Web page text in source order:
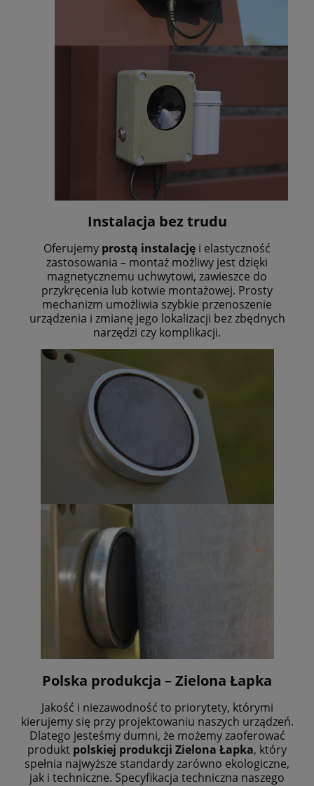
Instalacja bez trudu
Oferujemy prostą instalację i elastyczność
zastosowania – montaż możliwy jest dzięki
magnetycznemu uchwytowi, zawieszce do
przykręcenia lub kotwie montażowej. Prosty
mechanizm umożliwia szybkie przenoszenie
urządzenia i zmianę jego lokalizacji bez zbędnych
narzędzi czy komplikacji.
Polska produkcja – Zielona Łapka
Jakość i niezawodność to priorytety, którymi
kierujemy się przy projektowaniu naszych urządzeń.
Dlatego jesteśmy dumni, że możemy zaoferować
produkt polskiej produkcji Zielona Łapka, który
spełnia najwyższe standardy zarówno ekologiczne,
jak i techniczne. Specyfikacja techniczna naszego